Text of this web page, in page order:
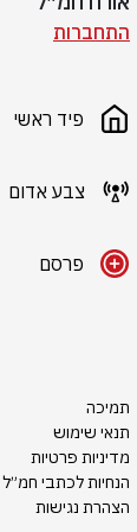
התחברות
פיד ראשי
צבע אדום
פרסם
תמיכה
תנאי שימוש
מדיניות פרטיות
הנחיות לכתבי חמ״ל
הצהרת נגישות